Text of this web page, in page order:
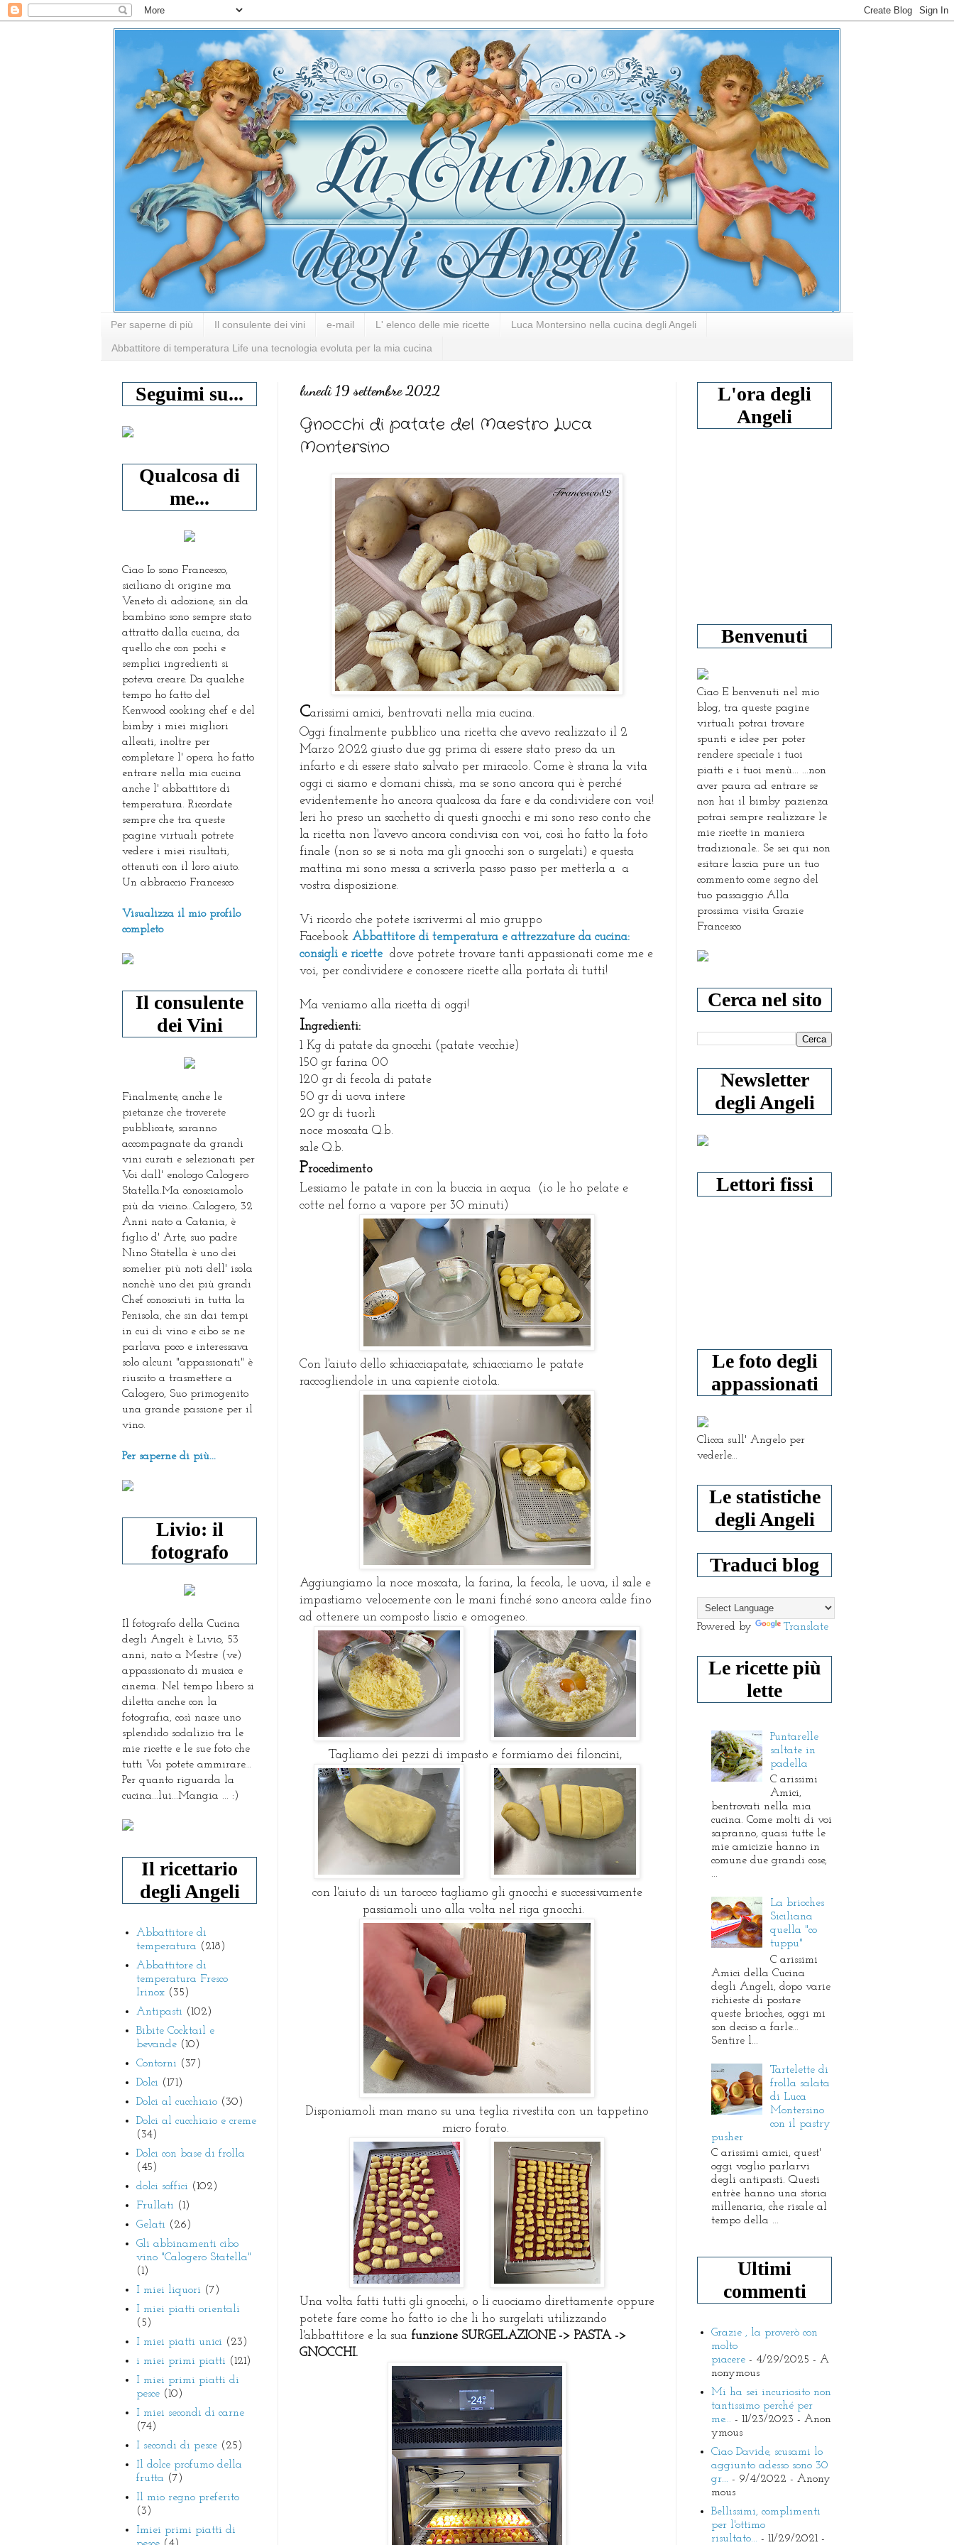
Per saperne di più Il consulente dei vini e-mail L' elenco delle mie ricette Luca Montersino nella cucina degli Angeli
Abbattitore di temperatura Life una tecnologia evoluta per la mia cucina
lunedì 19 settembre 2022
Gnocchi di patate del Maestro Luca
Montersino
Carissimi amici, bentrovati nella mia cucina.
Oggi finalmente pubblico una ricetta che avevo realizzato il 2
Marzo 2022 giusto due gg prima di essere stato preso da un
infarto e di essere stato salvato per miracolo. Come è strana la vita
oggi ci siamo e domani chissà, ma se sono ancora qui è perché
evidentemente ho ancora qualcosa da fare e da condividere con voi!
Ieri ho preso un sacchetto di questi gnocchi e mi sono reso conto che
la ricetta non l'avevo ancora condivisa con voi, così ho fatto la foto
finale (non so se si nota ma gli gnocchi son o surgelati) e questa
mattina mi sono messa a scriverla passo passo per metterla a a
vostra disposizione.
Vi ricordo che potete iscrivermi al mio gruppo
Facebook Abbattitore di temperatura e attrezzature da cucina:
consigli e ricette dove potrete trovare tanti appassionati come me e
voi, per condividere e conoscere ricette alla portata di tutti!
Ma veniamo alla ricetta di oggi!
Ingredienti:
1 Kg di patate da gnocchi (patate vecchie)
150 gr farina 00
120 gr di fecola di patate
50 gr di uova intere
20 gr di tuorli
noce moscata Q.b.
sale Q.b.
Procedimento
Lessiamo le patate in con la buccia in acqua (io le ho pelate e
cotte nel forno a vapore per 30 minuti)
Con l'aiuto dello schiacciapatate, schiacciamo le patate
raccogliendole in una capiente ciotola.
Aggiungiamo la noce moscata, la farina, la fecola, le uova, il sale e
impastiamo velocemente con le mani finché sono ancora calde fino
ad ottenere un composto liscio e omogeneo.
Tagliamo dei pezzi di impasto e formiamo dei filoncini,
con l'aiuto di un tarocco tagliamo gli gnocchi e successivamente
passiamoli uno alla volta nel riga gnocchi.
Disponiamoli man mano su una teglia rivestita con un tappetino
micro forato.
Una volta fatti tutti gli gnocchi, o li cuociamo direttamente oppure
potete fare come ho fatto io che li ho surgelati utilizzando
l'abbattitore e la sua funzione SURGELAZIONE -> PASTA ->
GNOCCHI.
Seguimi su...
Qualcosa di
me...
Ciao Io sono Francesco,
siciliano di origine ma
Veneto di adozione, sin da
bambino sono sempre stato
attratto dalla cucina, da
quello che con pochi e
semplici ingredienti si
poteva creare. Da qualche
tempo ho fatto del
Kenwood cooking chef e del
bimby i miei migliori
alleati, inoltre per
completare l' opera ho fatto
entrare nella mia cucina
anche l' abbattitore di
temperatura. Ricordate
sempre che tra queste
pagine virtuali potrete
vedere i miei risultati,
ottenuti con il loro aiuto.
Un abbraccio Francesco
Visualizza il mio profilo
completo
Il consulente
dei Vini
Finalmente, anche le
pietanze che troverete
pubblicate, saranno
accompagnate da grandi
vini curati e selezionati per
Voi dall' enologo Calogero
Statella.Ma conosciamolo
più da vicino...Calogero, 32
Anni nato a Catania, è
figlio d' Arte, suo padre
Nino Statella è uno dei
somelier più noti dell' isola
nonchè uno dei più grandi
Chef conosciuti in tutta la
Penisola, che sin dai tempi
in cui di vino e cibo se ne
parlava poco e interessava
solo alcuni "appassionati" è
riuscito a trasmettere a
Calogero, Suo primogenito
una grande passione per il
vino.
Per saperne di più...
Livio: il
fotografo
Il fotografo della Cucina
degli Angeli è Livio, 53
anni, nato a Mestre (ve)
appassionato di musica e
cinema. Nel tempo libero si
diletta anche con la
fotografia, così nasce uno
splendido sodalizio tra le
mie ricette e le sue foto che
tutti Voi potete ammirare...
Per quanto riguarda la
cucina...lui...Mangia ... :)
Il ricettario
degli Angeli
Abbattitore di
temperatura (218)
Abbattitore di
temperatura Fresco
Irinox (35)
Antipasti (102)
Bibite Cocktail e
bevande (10)
Contorni (37)
Dolci (171)
Dolci al cucchiaio (30)
Dolci al cucchiaio e creme
(34)
Dolci con base di frolla
(45)
dolci soffici (102)
Frullati (1)
Gelati (26)
Gli abbinamenti cibo
vino "Calogero Statella"
(1)
I miei liquori (7)
I miei piatti orientali
(5)
I miei piatti unici (23)
i miei primi piatti (121)
I miei primi piatti di
pesce (10)
I miei secondi di carne
(74)
I secondi di pesce (25)
Il dolce profumo della
frutta (7)
Il mio regno preferito
(3)
Imiei primi piatti di
L'ora degli
Angeli
Benvenuti
Ciao E benvenuti nel mio
blog, tra queste pagine
virtuali potrai trovare
spunti e idee per poter
rendere speciale i tuoi
piatti e i tuoi menù... ...non
aver paura ad entrare se
non hai il bimby pazienza
potrai sempre realizzare le
mie ricette in maniera
tradizionale.. Se sei qui non
esitare lascia pure un tuo
commento come segno del
tuo passaggio Alla
prossima visita Grazie
Francesco
Cerca nel sito
Newsletter
degli Angeli
Lettori fissi
Le foto degli
appassionati
Clicca sull' Angelo per
vederle...
Le statistiche
degli Angeli
Traduci blog
Powered by Translate
Le ricette più
lette
Puntarelle
saltate in
padella
C arissimi
Amici,
bentrovati nella mia
cucina. Come molti di voi
sapranno, quasi tutte le
mie amicizie hanno in
comune due grandi cose,
...
La brioches
Siciliana
quella "co
tuppu"
C arissimi
Amici della Cucina
degli Angeli, dopo varie
richieste di postare
queste brioches, oggi mi
son deciso a farle...
Sentire l...
Tartelette di
frolla salata
di Luca
Montersino
con il pastry
pusher
C arissimi amici, quest'
oggi voglio parlarvi
degli antipasti. Questi
entrèe hanno una storia
millenaria, che risale al
tempo della ...
Ultimi
commenti
Grazie , la proverò con
molto
piacere - 4/29/2025 - A
nonymous
Mi ha sei incuriosito non
tantissimo perché per
me... - 11/23/2023 - Anon
ymous
Ciao Davide, scusami lo
aggiunto adesso sono 30
gr... - 9/4/2022 - Anony
mous
Bellissimi, complimenti
per l'ottimo
risultato... - 11/29/2021-